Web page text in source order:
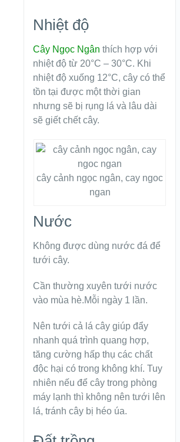
Nhiệt độ
Cây Ngọc Ngân thích hợp với
nhiệt độ từ 20°C – 30°C. Khi
nhiệt độ xuống 12°C, cây có thể
tồn tại được một thời gian
nhưng sẽ bị rụng lá và lâu dài
sẽ giết chết cây.
cây cảnh ngọc ngân, cay ngoc
ngan
Nước
Không được dùng nước đá để
tưới cây.
Cần thường xuyên tưới nước
vào mùa hè.Mỗi ngày 1 lần.
Nên tưới cả lá cây giúp đẩy
nhanh quá trình quang hợp,
tăng cường hấp thụ các chất
độc hại có trong không khí. Tuy
nhiên nếu để cây trong phòng
máy lạnh thì không nên tưới lên
lá, tránh cây bị héo úa.